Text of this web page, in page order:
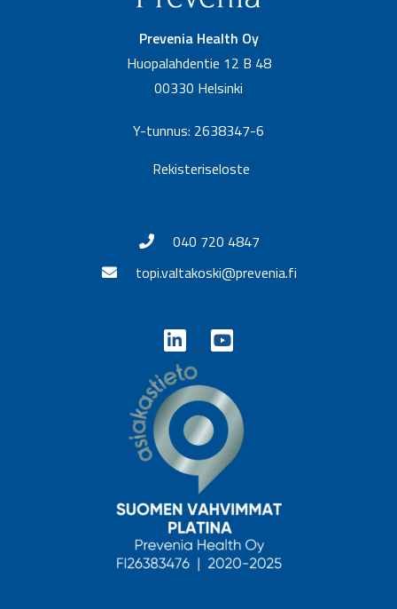
Prevenia Health Oy
Huopalahdentie 12 B 48
00330 Helsinki
Y-tunnus: 2638347-6
Rekisteriseloste
040 720 4847
topi.valtakoski@prevenia.fi